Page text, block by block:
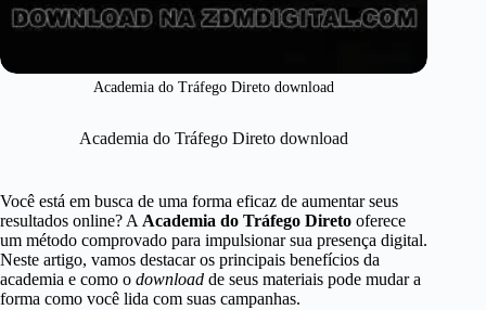
Academia do Tráfego Direto download
Academia do Tráfego Direto download
Você está em busca de uma forma eficaz de aumentar seus
resultados online? A Academia do Tráfego Direto oferece
um método comprovado para impulsionar sua presença digital.
Neste artigo, vamos destacar os principais benefícios da
academia e como o download de seus materiais pode mudar a
forma como você lida com suas campanhas.